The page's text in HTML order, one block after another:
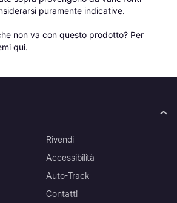
puramente indicative.
non va con questo prodotto? Per
qui.
Rivendi
Accessibilità
Auto-Track
Contatti